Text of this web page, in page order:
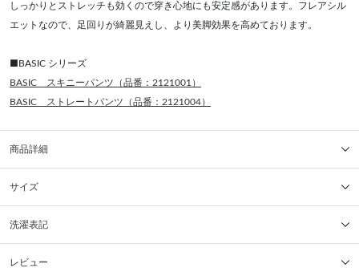
しっかりとストレッチも効くので穿き心地にも安定感があります。フレアシル
エットなので、足回りが綺麗見えし、より美脚効果を高めております。
■BASIC シリーズ
BASIC スキニーパンツ（品番：2121001）
BASIC ストレートパンツ（品番：2121004）
商品詳細
サイズ
洗濯表記
レビュー